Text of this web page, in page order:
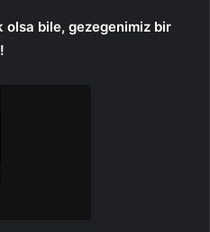
olsa bile, gezegenimiz bir